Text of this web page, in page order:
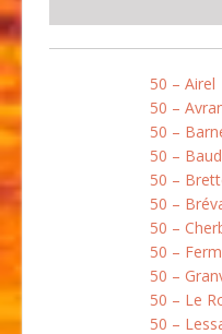
50 – Airel
50 –
50 –
50 –
50 –
50 –
50 –
50 –
50 –
50 – Le
50 –